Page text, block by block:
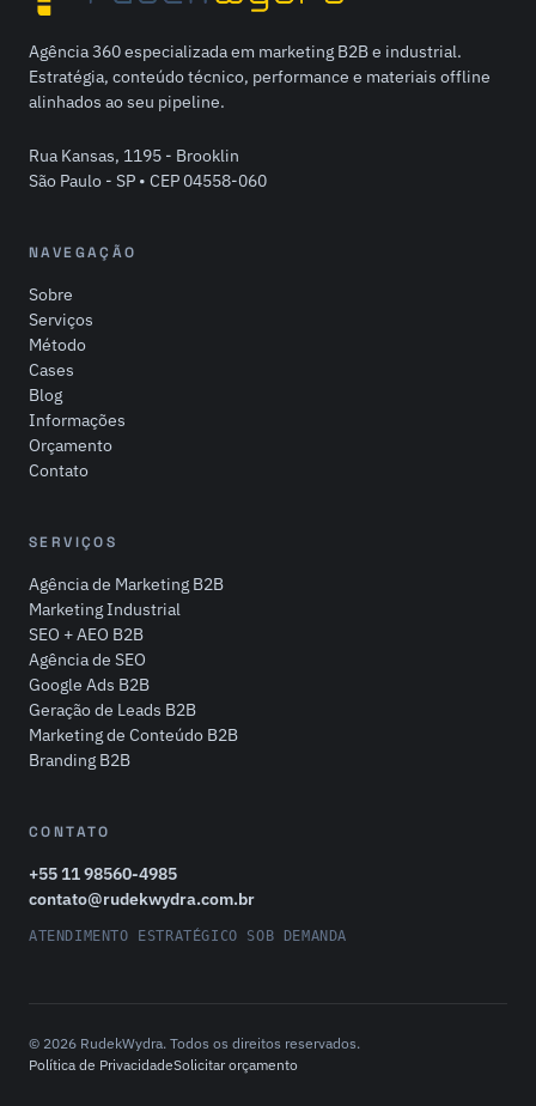
Agência 360 especializada em marketing B2B e industrial.
Estratégia, conteúdo técnico, performance e materiais offline
alinhados ao seu pipeline.
Rua Kansas, 1195 - Brooklin
São Paulo - SP • CEP 04558-060
NAVEGAÇÃO
Sobre
Serviços
Método
Cases
Blog
Informações
Orçamento
Contato
SERVIÇOS
Agência de Marketing B2B
Marketing Industrial
SEO + AEO B2B
Agência de SEO
Google Ads B2B
Geração de Leads B2B
Marketing de Conteúdo B2B
Branding B2B
CONTATO
+55 11 98560-4985
contato@rudekwydra.com.br
ATENDIMENTO ESTRATÉGICO SOB DEMANDA
© 2026 RudekWydra. Todos os direitos reservados.
Política de PrivacidadeSolicitar orçamento